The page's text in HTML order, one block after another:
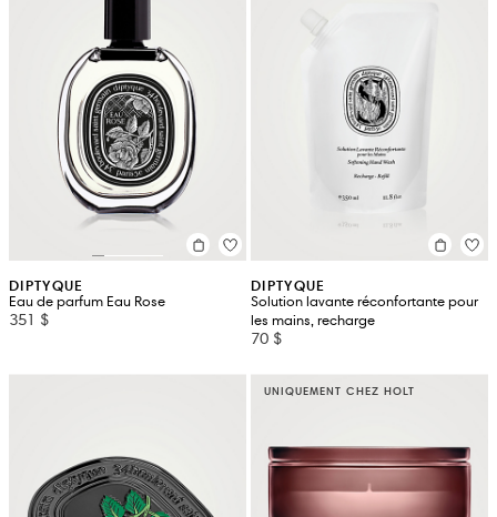
DIPTYQUE
Eau de parfum Eau Rose
351 $
DIPTYQUE
Solution lavante réconfortante pour
les mains, recharge
70 $
UNIQUEMENT CHEZ HOLT